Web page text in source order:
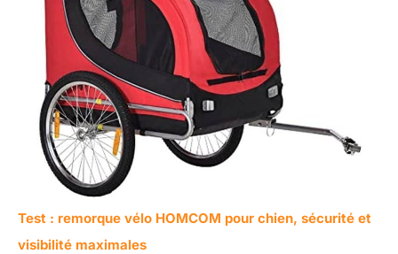
Test : remorque vélo HOMCOM pour chien, sécurité et
visibilité maximales